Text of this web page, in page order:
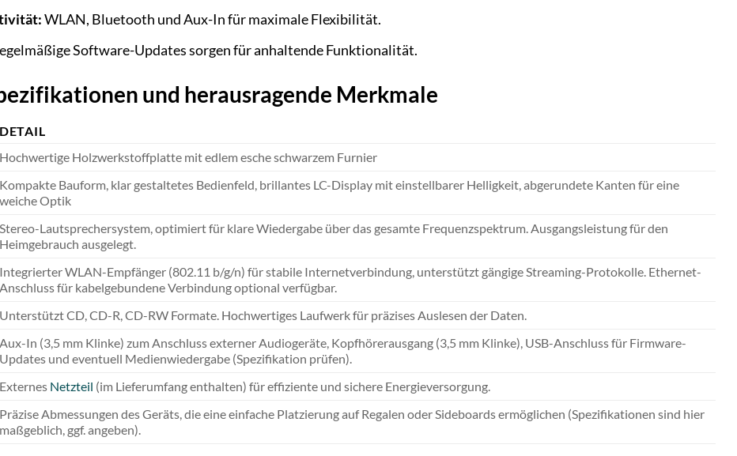
WLAN, Bluetooth und Aux-In für maximale Flexibilität.
Software-Updates sorgen für anhaltende Funktionalität.
und herausragende Merkmale
DETAIL
Hochwertige Holzwerkstoffplatte mit edlem esche schwarzem Furnier
Kompakte Bauform, klar gestaltetes Bedienfeld, brillantes LC-Display mit einstellbarer Helligkeit, abgerundete Kanten für eine
weiche Optik
Stereo-Lautsprechersystem, optimiert für klare Wiedergabe über das gesamte Frequenzspektrum. Ausgangsleistung für den
Heimgebrauch ausgelegt.
Integrierter WLAN-Empfänger (802.11 b/g/n) für stabile Internetverbindung, unterstützt gängige Streaming-Protokolle. Ethernet-
Anschluss für kabelgebundene Verbindung optional verfügbar.
Unterstützt CD, CD-R, CD-RW Formate. Hochwertiges Laufwerk für präzises Auslesen der Daten.
Aux-In (3,5 mm Klinke) zum Anschluss externer Audiogeräte, Kopfhörerausgang (3,5 mm Klinke), USB-Anschluss für Firmware-
Updates und eventuell Medienwiedergabe (Spezifikation prüfen).
Externes Netzteil (im Lieferumfang enthalten) für effiziente und sichere Energieversorgung.
Präzise Abmessungen des Geräts, die eine einfache Platzierung auf Regalen oder Sideboards ermöglichen (Spezifikationen sind hier
maßgeblich, ggf. angeben).